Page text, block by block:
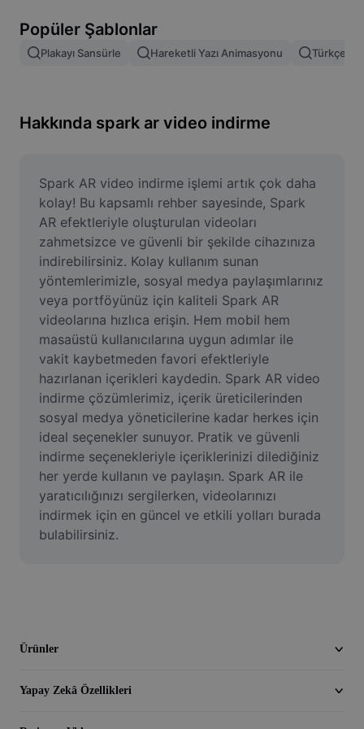
Resim birleştirme
Resmi Yeniden Boyutlandırma
Mizah Görseli Oluşturucu
AI Text Remover
AI People Remover
AI Inpainting
Face Cutout
Video
Video arka planını kaldırma
Kaliteyi artır
Video Düzenleyici
Videoyu Kesme
Popüler Şablonlar
Plakayı Sansürle Hareketli Yazı Animasyonu Türkçe
Hakkında spark ar video indirme
Spark AR video indirme işlemi artık çok daha
kolay! Bu kapsamlı rehber sayesinde, Spark
AR efektleriyle oluşturulan videoları
zahmetsizce ve güvenli bir şekilde cihazınıza
indirebilirsiniz. Kolay kullanım sunan
yöntemlerimizle, sosyal medya paylaşımlarınız
veya portföyünüz için kaliteli Spark AR
videolarına hızlıca erişin. Hem mobil hem
masaüstü kullanıcılarına uygun adımlar ile
vakit kaybetmeden favori efektleriyle
hazırlanan içerikleri kaydedin. Spark AR video
indirme çözümlerimiz, içerik üreticilerinden
sosyal medya yöneticilerine kadar herkes için
ideal seçenekler sunuyor. Pratik ve güvenli
indirme seçenekleriyle içeriklerinizi dilediğiniz
her yerde kullanın ve paylaşın. Spark AR ile
yaratıcılığınızı sergilerken, videolarınızı
indirmek için en güncel ve etkili yolları burada
bulabilirsiniz.
Ürünler
Yapay Zekâ Özellikleri